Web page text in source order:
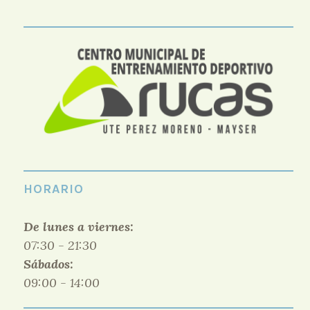
HORARIO
De lunes a viernes:
07:30 - 21:30
Sábados:
09:00 - 14:00